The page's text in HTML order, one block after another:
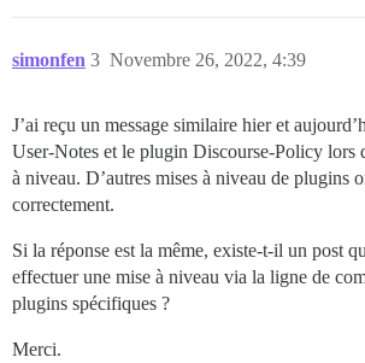
simonfen Novembre 26, 2022, 4:39
3
J’ai reçu un message similaire hier et
User-Notes et le plugin Discourse-Policy lors
à niveau. D’autres mises à niveau de plugins
correctement.
Si la réponse est la même, existe-t-il un post
effectuer une mise à niveau via la ligne de
plugins spécifiques ?
Merci.